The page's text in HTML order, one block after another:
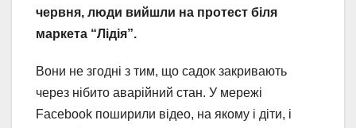
червня, люди вийшли на протест біля
маркета “Лідія”.
Вони не згодні з тим, що садок закривають
через нібито аварійний стан. У мережі
Facebook поширили відео, на якому і діти, і